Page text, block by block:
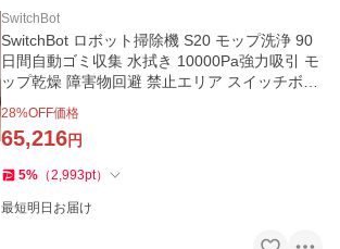
SwitchBot
SwitchBot ロボット掃除機 S20 モップ洗浄 90
日間自動ゴミ収集 水拭き 10000Pa強力吸引 モ
ップ乾燥 障害物回避 禁止エリア スイッチボッ
28%OFF価格
65,216円
5% （2,993pt）
最短明日お届け